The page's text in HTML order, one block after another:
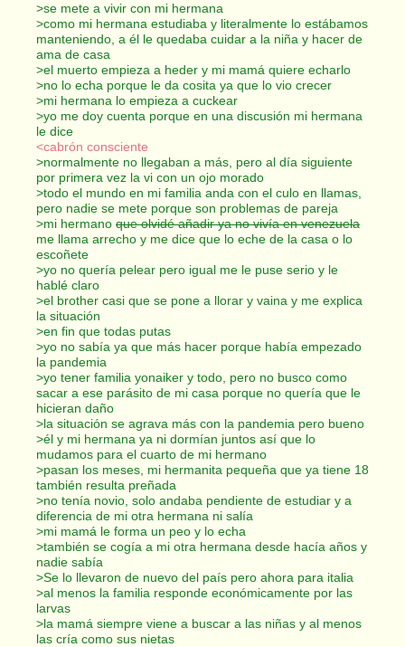
>se mete a vivir con mi hermana
>como mi hermana estudiaba y literalmente lo estábamos
manteniendo, a él le quedaba cuidar a la niña y hacer de
ama de casa
>el muerto empieza a heder y mi mamá quiere echarlo
>no lo echa porque le da cosita ya que lo vio crecer
>mi hermana lo empieza a cuckear
>yo me doy cuenta porque en una discusión mi hermana
le dice
<cabrón consciente
>normalmente no llegaban a más, pero al día siguiente
por primera vez la vi con un ojo morado
>todo el mundo en mi familia anda con el culo en llamas,
pero nadie se mete porque son problemas de pareja
>mi hermano que olvidé añadir ya no vivía en venezuela
me llama arrecho y me dice que lo eche de la casa o lo
escoñete
>yo no quería pelear pero igual me le puse serio y le
hablé claro
>el brother casi que se pone a llorar y vaina y me explica
la situación
>en fin que todas putas
>yo no sabía ya que más hacer porque había empezado
la pandemia
>yo tener familia yonaiker y todo, pero no busco como
sacar a ese parásito de mi casa porque no quería que le
hicieran daño
>la situación se agrava más con la pandemia pero bueno
>él y mi hermana ya ni dormían juntos así que lo
mudamos para el cuarto de mi hermano
>pasan los meses, mi hermanita pequeña que ya tiene 18
también resulta preñada
>no tenía novio, solo andaba pendiente de estudiar y a
diferencia de mi otra hermana ni salía
>mi mamá le forma un peo y lo echa
>también se cogía a mi otra hermana desde hacía años y
nadie sabía
>Se lo llevaron de nuevo del país pero ahora para italia
>al menos la familia responde económicamente por las
larvas
>la mamá siempre viene a buscar a las niñas y al menos
las cría como sus nietas